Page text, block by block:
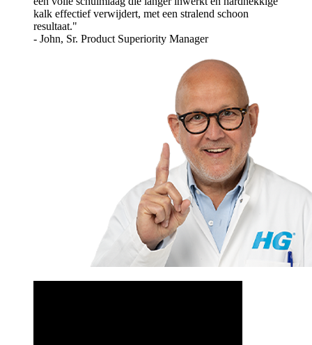
kalk effectief verwijdert, met een stralend schoon
resultaat.
- John, Sr. Product Superiority Manager